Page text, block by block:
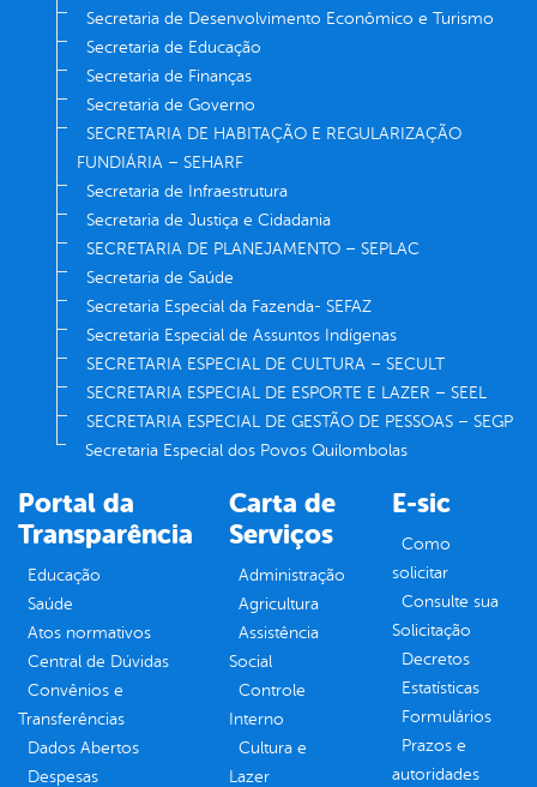
Secretaria de Desenvolvimento Econômico e Turismo
Secretaria de Educação
Secretaria de Finanças
Secretaria de Governo
SECRETARIA DE HABITAÇÃO E REGULARIZAÇÃO
FUNDIÁRIA – SEHARF
Secretaria de Infraestrutura
Secretaria de Justiça e Cidadania
SECRETARIA DE PLANEJAMENTO – SEPLAC
Secretaria de Saúde
Secretaria Especial da Fazenda- SEFAZ
Secretaria Especial de Assuntos Indígenas
SECRETARIA ESPECIAL DE CULTURA – SECULT
SECRETARIA ESPECIAL DE ESPORTE E LAZER – SEEL
SECRETARIA ESPECIAL DE GESTÃO DE PESSOAS – SEGP
Secretaria Especial dos Povos Quilombolas
Portal da
Transparência
Educação
Saúde
Atos normativos
Central de Dúvidas
Convênios e
Transferências
Dados Abertos
Despesas
Carta de
Serviços
Administração
Agricultura
Assistência
Social
Controle
Interno
Cultura e
Lazer
E-sic
Como
solicitar
Consulte sua
Solicitação
Decretos
Estatísticas
Formulários
Prazos e
autoridades